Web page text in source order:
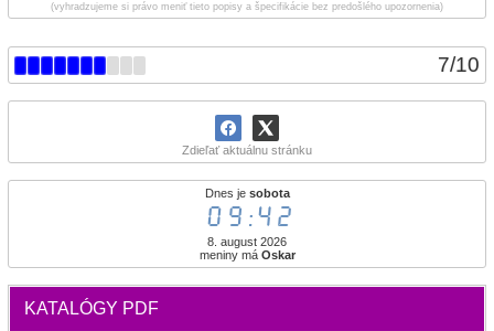
7/10
Zdieľať aktuálnu stránku
Dnes je sobota
09:42
8. august 2026
meniny má Oskar
KATALÓGY PDF
(vyhradzujeme si právo meniť tieto popisy a špecifikácie bez predošlého upozornenia)